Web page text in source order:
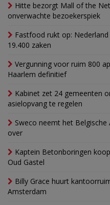
Hitte bezorgt Mall of the
onverwachte bezoekerspiek
Fastfood rukt op:
19.400 zaken
Vergunning voor ruim 800
Haarlem definitief
Kabinet zet 24 gemeenten
asielopvang te regelen
Sweco neemt het Belgische
over
Kaptein Betonboringen
Oud Gastel
Billy Grace huurt
Amsterdam